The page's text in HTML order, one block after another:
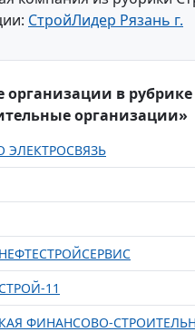
СтройЛидер Рязань г.
организации в рубрике
организации»
ЭЛЕКТРОСВЯЗЬ
11
ФИНАНСОВО-